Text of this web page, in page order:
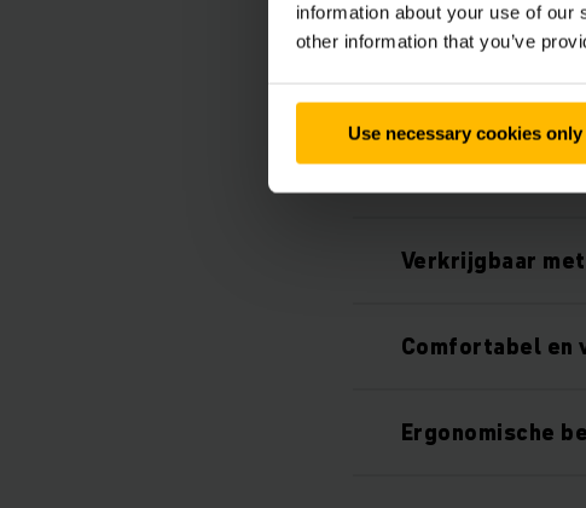
information about your use of
other information that you’ve
Use necessary cookies only
Verkrijgbaar
Comfortabel en
Ergonomische